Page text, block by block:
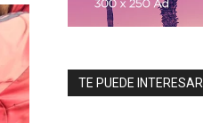
TE PUEDE INTERESAR